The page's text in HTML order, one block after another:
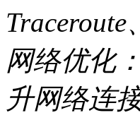
网络优化
升网络连